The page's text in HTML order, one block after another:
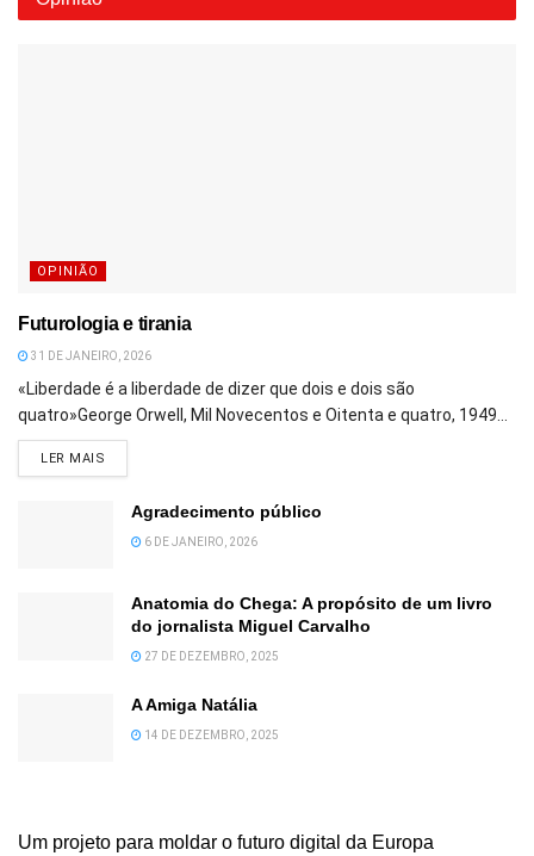
OPINIÃO
Futurologia e tirania
31 DE JANEIRO, 2026
«Liberdade é a liberdade de dizer que dois e dois são
quatro»George Orwell, Mil Novecentos e Oitenta e quatro, 1949...
LER MAIS
Agradecimento público
6 DE JANEIRO, 2026
Anatomia do Chega: A propósito de um livro
do jornalista Miguel Carvalho
27 DE DEZEMBRO, 2025
A Amiga Natália
14 DE DEZEMBRO, 2025
Um projeto para moldar o futuro digital da Europa